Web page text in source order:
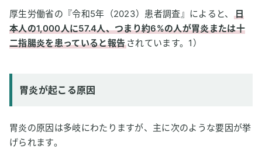
厚生労働省の『令和5年（2023）患者調査』によると、
日
本人の1,000人に57.4人、つまり約6%の人が胃炎または十
二指腸炎を患っていると報告 されています。1）
胃炎が起こる原因
胃炎の原因は多岐にわたりますが、主に次のような要因が挙
げられます。